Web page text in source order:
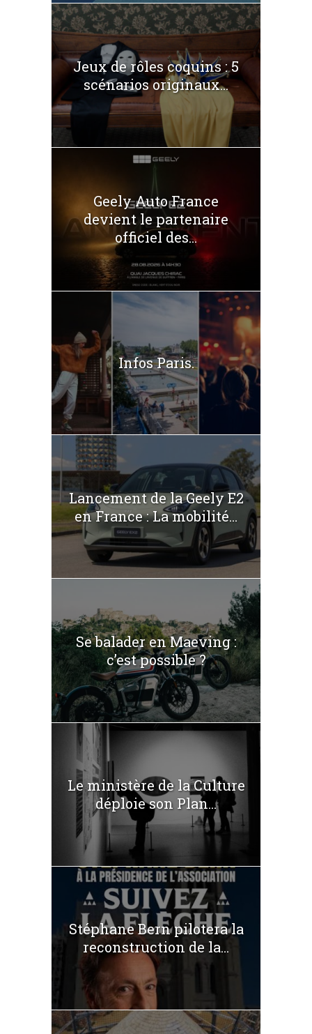
Jeux de rôles coquins : 5
scénarios originaux...
Geely Auto France
devient le partenaire
officiel des...
Infos Paris.
Lancement de la Geely E2
en France : La mobilité...
Se balader en Maeving :
c’est possible ?
Le ministère de la Culture
déploie son Plan...
Stéphane Bern pilotera la
reconstruction de la...